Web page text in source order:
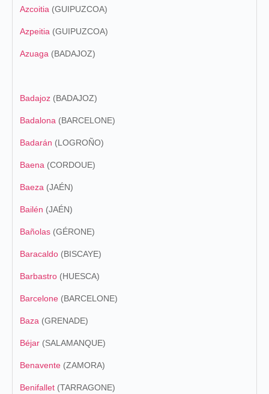
Azcoitia (GUIPUZCOA)
Azpeitia (GUIPUZCOA)
Azuaga (BADAJOZ)
Badajoz (BADAJOZ)
Badalona (BARCELONE)
Badarán (LOGROÑO)
Baena (CORDOUE)
Baeza (JAÉN)
Bailén (JAÉN)
Bañolas (GÉRONE)
Baracaldo (BISCAYE)
Barbastro (HUESCA)
Barcelone (BARCELONE)
Baza (GRENADE)
Béjar (SALAMANQUE)
Benavente (ZAMORA)
Benifallet (TARRAGONE)